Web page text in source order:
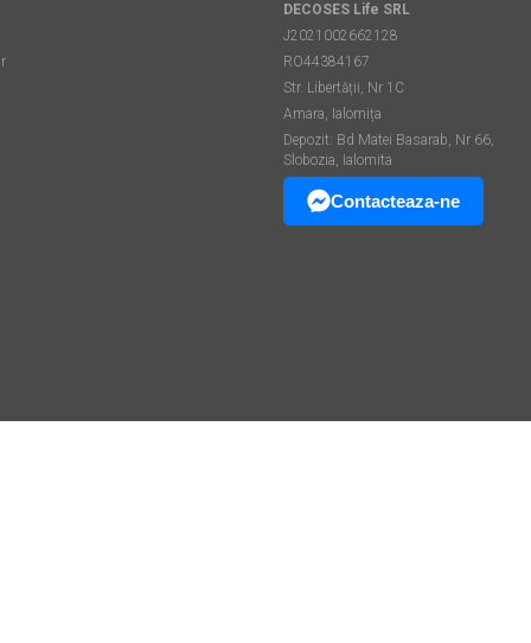
DECOSES Life SRL
J2021002662128
RO44384167
Str. Libertății, Nr 1C
Amara, Ialomița
Depozit: Bd Matei Basarab, Nr 66,
Slobozia, Ialomita
Contacteaza-ne